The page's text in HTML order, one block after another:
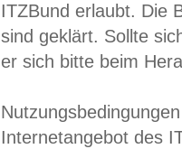
ITZBund erlaubt. Die
sind geklärt. Sollte
er sich bitte beim
Internetangebot des